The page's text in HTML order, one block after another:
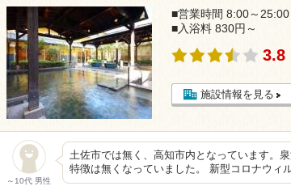
■営業時間 8:00～25:00
■入浴料 830円～
3.8
施設情報を見る
～10代 男性
土佐市では無く、高知市内となっています。
特徴は無くなっていました。 新型コロナウィ